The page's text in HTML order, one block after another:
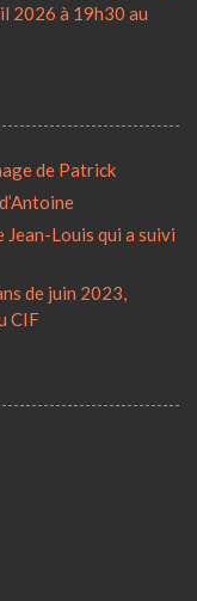
2026 à 19h30 au
de Patrick
Louis qui a suivi
de juin 2023,
CIF